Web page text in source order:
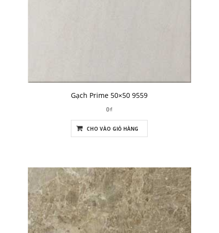
Gạch Prime 50×50 9559
0₫
CHO VÀO GIỎ HÀNG